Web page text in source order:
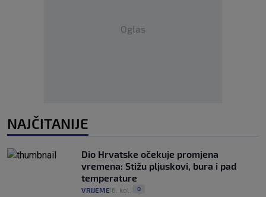
Oglas
NAJČITANIJE
Dio Hrvatske očekuje promjena
vremena: Stižu pljuskovi, bura i pad
temperature
VRIJEME 6. kol. 0